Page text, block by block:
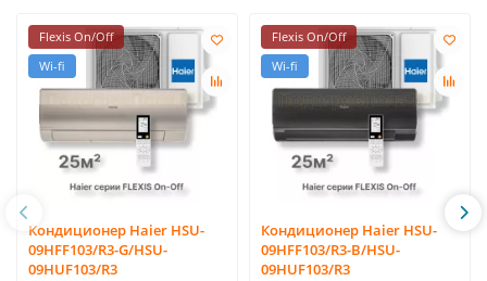
Flexis On/Off
Wi-fi
Кондиционер Haier HSU-
09HFF103/R3-G/HSU-
09HUF103/R3
Flexis On/Off
Wi-fi
Кондиционер Haier HSU-
09HFF103/R3-B/HSU-
09HUF103/R3